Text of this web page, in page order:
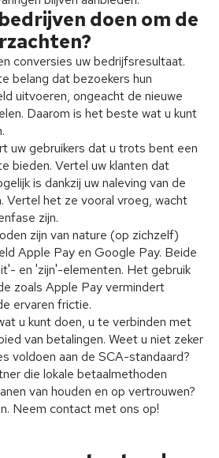
doen om de
conversies uw bedrijfsresultaat.
belang dat bezoekers hun
uitvoeren, ongeacht de nieuwe
Daarom is het beste wat u kunt
uw gebruikers dat u trots bent een
bieden. Vertel uw klanten dat
is dankzij uw naleving van de
Vertel het ze vooral vroeg, wacht
zijn.
zijn van nature (op zichzelf)
Apple Pay en Google Pay. Beide
en 'zijn'-elementen. Het gebruik
zoals Apple Pay vermindert
ervaren frictie.
u kunt doen, u te verbinden met
van betalingen. Weet u niet zeker
voldoen aan de SCA-standaard?
die lokale betaalmethoden
van houden en op vertrouwen?
Neem contact met ons op!